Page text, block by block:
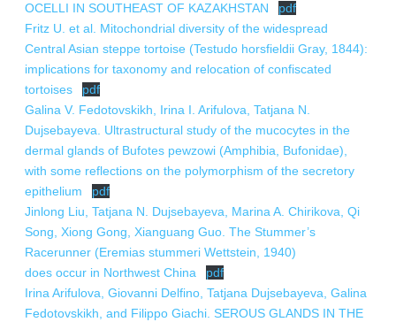
OCELLI IN SOUTHEAST OF KAZAKHSTAN
pdf
Fritz U. et al. Mitochondrial diversity of the widespread
Central Asian steppe tortoise (Testudo horsfieldii Gray, 1844):
implications for taxonomy and relocation of confiscated
tortoises
pdf
Galina V. Fedotovskikh, Irina I. Arifulova, Tatjana N.
Dujsebayeva. Ultrastructural study of the mucocytes in the
dermal glands of Bufotes pewzowi (Amphibia, Bufonidae),
with some reflections on the polymorphism of the secretory
epithelium
pdf
Jinlong Liu, Tatjana N. Dujsebayeva, Marina A. Chirikova, Qi
Song, Xiong Gong, Xianguang Guo. The Stummer’s
Racerunner (Eremias stummeri Wettstein, 1940)
does occur in Northwest China
pdf
Irina Arifulova, Giovanni Delfino, Tatjana Dujsebayeva, Galina
Fedotovskikh, and Filippo Giachi. SEROUS GLANDS IN THE